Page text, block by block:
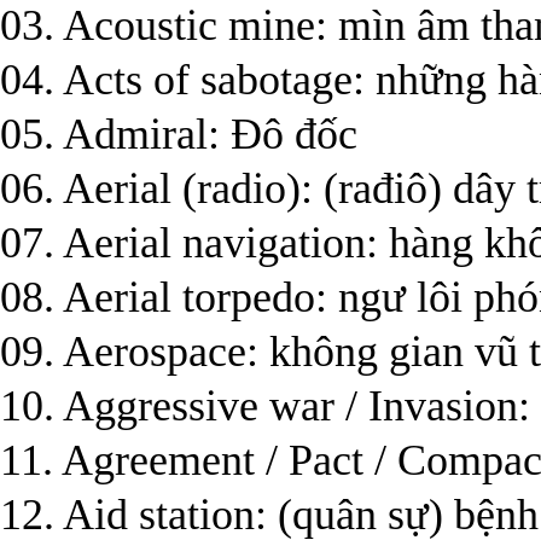
03. Acoustic mine: mìn âm
04. Acts of sabotage: những
05. Admiral: Đô đốc
06. Aerial (radio): (rađiô) dây
07. Aerial navigation: hàng
08. Aerial torpedo: ngư lôi
09. Aerospace: không gian vũ
10. Aggressive war /
11. Agreement / Pact /
12. Aid station: (quân sự)